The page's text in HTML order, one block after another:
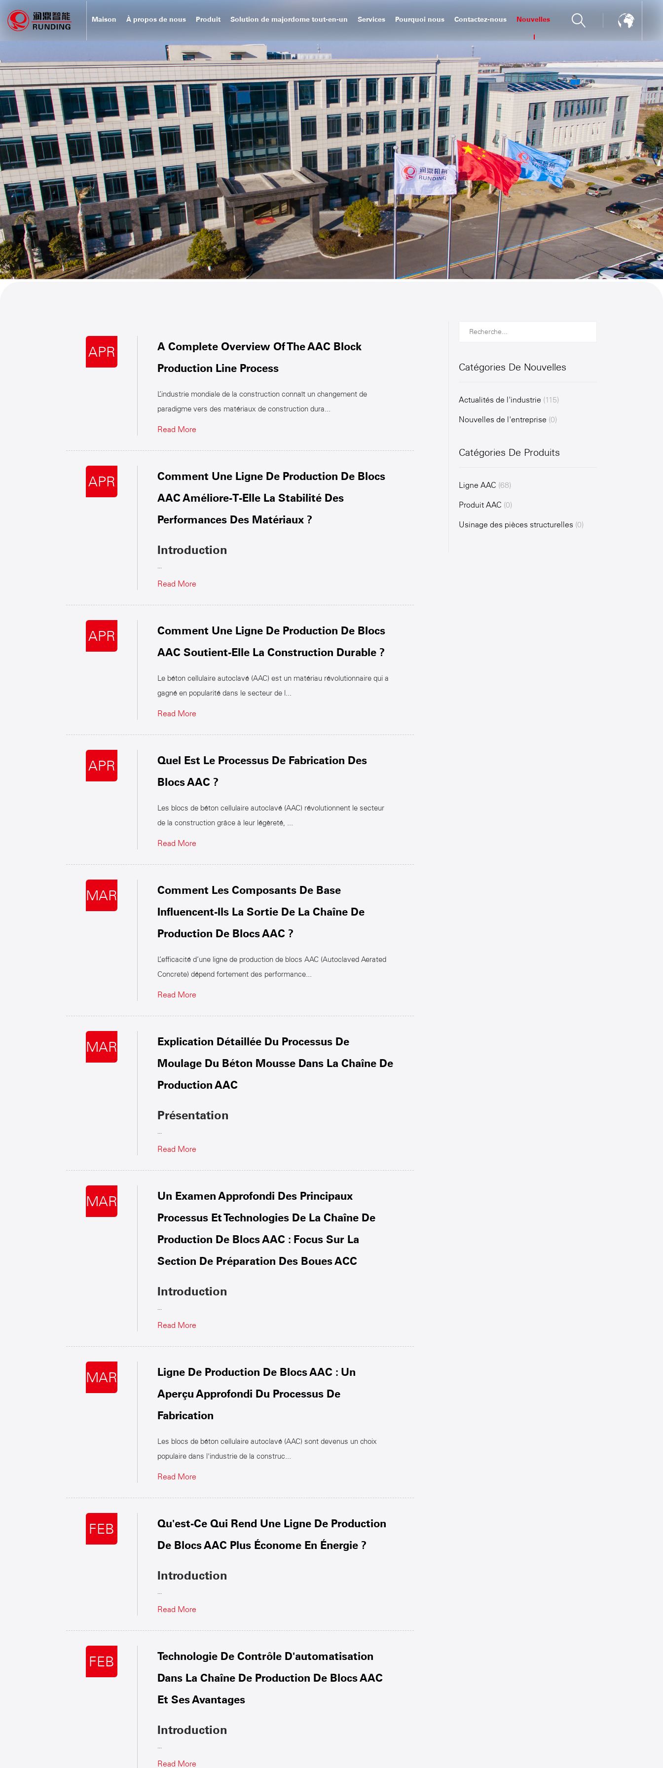
Maison À propos de nous Produit Solution de majordome tout-en-un Services Pourquoi nous Contactez-nous Nouvelles
Catégories De Nouvelles
Actualités de l'industrie (115)
Nouvelles de l'entreprise (0)
Catégories De Produits
Ligne AAC (68)
Produit AAC (0)
Usinage des pièces structurelles (0)
APR
A Complete Overview Of The AAC Block
Production Line Process
L’industrie mondiale de la construction connaît un changement de
paradigme vers des matériaux de construction dura...
Read More
APR
Comment Une Ligne De Production De Blocs
AAC Améliore-T-Elle La Stabilité Des
Performances Des Matériaux ?
Introduction
...
Read More
APR
Comment Une Ligne De Production De Blocs
AAC Soutient-Elle La Construction Durable ?
Le béton cellulaire autoclavé (AAC) est un matériau révolutionnaire qui a
gagné en popularité dans le secteur de l...
Read More
APR
Quel Est Le Processus De Fabrication Des
Blocs AAC ?
Les blocs de béton cellulaire autoclavé (AAC) révolutionnent le secteur
de la construction grâce à leur légèreté, ...
Read More
MAR
Comment Les Composants De Base
Influencent-Ils La Sortie De La Chaîne De
Production De Blocs AAC ?
L’efficacité d’une ligne de production de blocs AAC (Autoclaved Aerated
Concrete) dépend fortement des performance...
Read More
MAR
Explication Détaillée Du Processus De
Moulage Du Béton Mousse Dans La Chaîne De
Production AAC
Présentation
...
Read More
MAR
Un Examen Approfondi Des Principaux
Processus Et Technologies De La Chaîne De
Production De Blocs AAC : Focus Sur La
Section De Préparation Des Boues ACC
Introduction
...
Read More
MAR
Ligne De Production De Blocs AAC : Un
Aperçu Approfondi Du Processus De
Fabrication
Les blocs de béton cellulaire autoclavé (AAC) sont devenus un choix
populaire dans l'industrie de la construc...
Read More
FEB
Qu'est-Ce Qui Rend Une Ligne De Production
De Blocs AAC Plus Économe En Énergie ?
Introduction
...
Read More
FEB
Technologie De Contrôle D'automatisation
Dans La Chaîne De Production De Blocs AAC
Et Ses Avantages
Introduction
...
Read More